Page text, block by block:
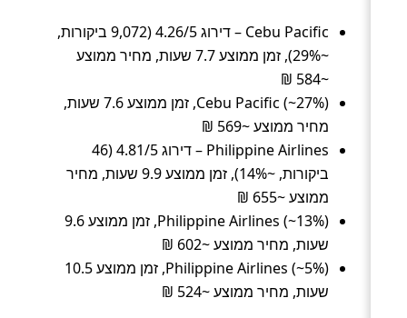
Cebu Pacific – דירוג 4.26/5 (9,072 ביקורות,
~29%), זמן ממוצע 7.7 שעות, מחיר ממוצע
~584 ₪
Cebu Pacific (~27%), זמן ממוצע 7.6 שעות,
מחיר ממוצע ~569 ₪
Philippine Airlines – דירוג 4.81/5 (46
ביקורות, ~14%), זמן ממוצע 9.9 שעות, מחיר
ממוצע ~655 ₪
Philippine Airlines (~13%), זמן ממוצע 9.6
שעות, מחיר ממוצע ~602 ₪
Philippine Airlines (~5%), זמן ממוצע 10.5
שעות, מחיר ממוצע ~524 ₪